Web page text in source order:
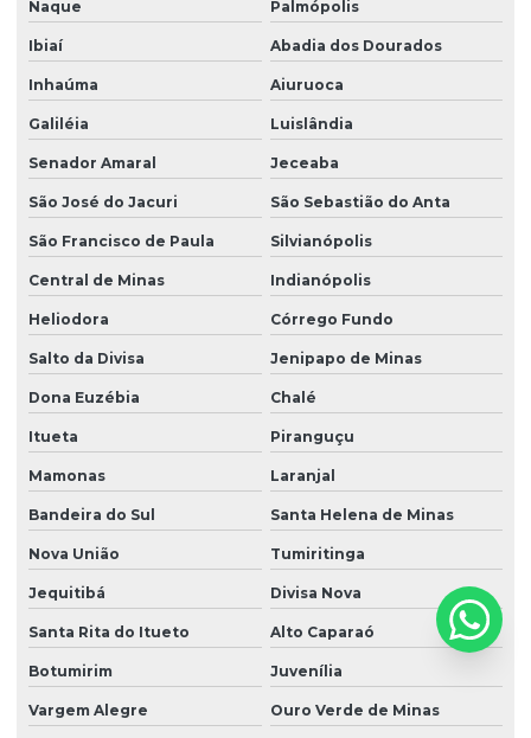
Naque Palmópolis
Ibiaí Abadia dos Dourados
Inhaúma Aiuruoca
Galiléia Luislândia
Senador Amaral Jeceaba
São José do Jacuri São Sebastião do Anta
São Francisco de Paula Silvianópolis
Central de Minas Indianópolis
Heliodora Córrego Fundo
Salto da Divisa Jenipapo de Minas
Dona Euzébia Chalé
Itueta Piranguçu
Mamonas Laranjal
Bandeira do Sul Santa Helena de Minas
Nova União Tumiritinga
Jequitibá Divisa Nova
Santa Rita do Itueto Alto Caparaó
Botumirim Juvenília
Vargem Alegre Ouro Verde de Minas